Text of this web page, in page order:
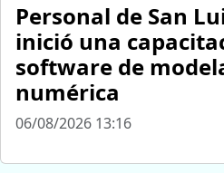
Personal de San
inició una
software de
numérica
06/08/2026 13:16